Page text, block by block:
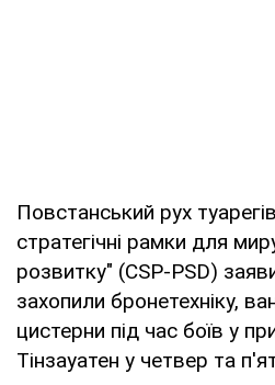
Повстанський рух
стратегічні рамки для
розвитку" (CSP-PSD)
захопили бронетехніку,
цистерни під час боїв у
Тінзауатен у четвер та